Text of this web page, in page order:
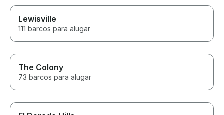
Lewisville
111 barcos para alugar
The Colony
73 barcos para alugar